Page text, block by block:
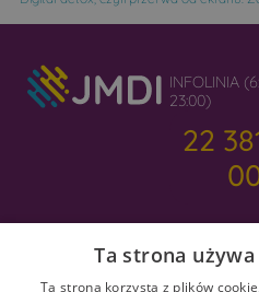
INFOLINIA
23:00)
22
Ta strona
Ta strona korzysta z plików